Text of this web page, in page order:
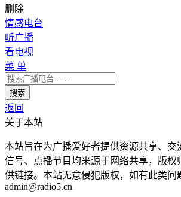
删除
情感电台
听广播
看电视
菜 单
返回
关于本站
本站旨在为广播爱好者提供资源共享、交
信号、点播节目均来源于网络共享，版权
供链接。本站无意侵犯版权，如有此类问
admin@radio5.cn